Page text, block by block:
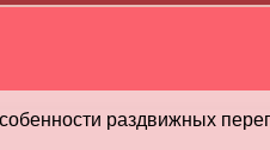
раздвижных